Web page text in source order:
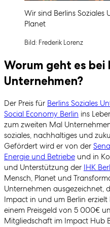
Wir sind Berlins
Planet
Bild: Frederik Lorenz
Worum geht es bei
Unternehmen?
Der Preis für Berlins Soziales
Social Economy Berlin ins
zum zweiten Mal
soziales, nachhaltiges und
Gefördert wird er von der
Energie und Betriebe und in
und Unterstützung der IHK
Mensch, Planet und
Unternehmen ausgezeichnet,
Impact in und um Berlin
einem Preisgeld von 5 000€
Mitgliedschaft im Impact Hub